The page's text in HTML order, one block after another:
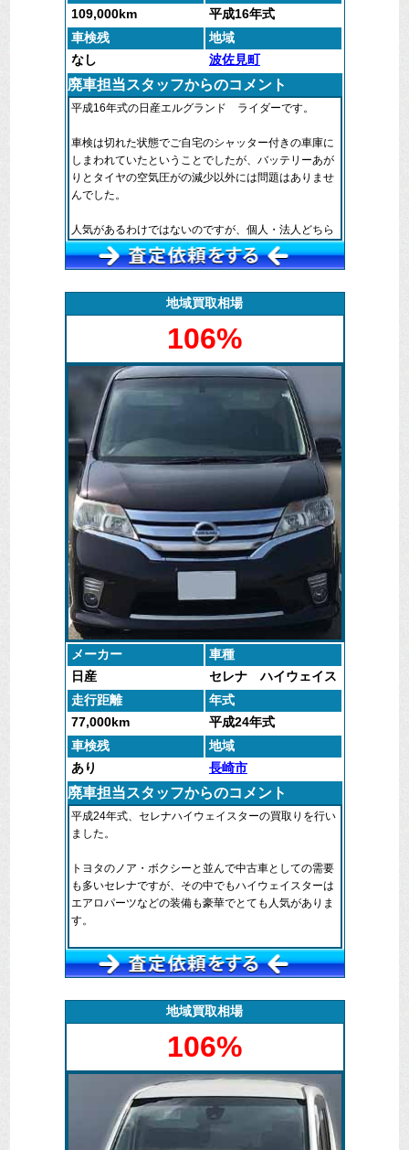
109,000km
平成16年式
車検残
地域
なし
波佐見町
廃車担当スタッフからのコメント
平成16年式の日産エルグランド ライダーです。
車検は切れた状態でご自宅のシャッター付きの車庫に
しまわれていたということでしたが、バッテリーあが
りとタイヤの空気圧がの減少以外には問題はありませ
んでした。
人気があるわけではないのですが、個人・法人どちら
からもお問い合わせをいただけている車種です。
したので買取りさせていただくことになりました。
ハイエースやNVシリーズとは少し違って、荷物も人も
快適に乗れるというポジションなのでしょうか。
15年以上たっているお車でも今回のように価値がある
かもしれません。
処分は廃車マックス長崎までお気軽にお問い合わせく
ださい。
地域買取相場
106%
メーカー
車種
日産
セレナ ハイウェイス
ター
走行距離
年式
77,000km
平成24年式
車検残
地域
あり
長崎市
廃車担当スタッフからのコメント
平成24年式、セレナハイウェイスターの買取りを行い
ました。
トヨタのノア・ボクシーと並んで中古車としての需要
も多いセレナですが、その中でもハイウェイスターは
エアロパーツなどの装備も豪華でとても人気がありま
す。
最近はやりの四角くてゴツゴツする前の型式ですが、
廃車マックス長崎ではまだまだお問い合わせの多い車
ボディ色もブラックで走行距離も8万キロ弱、車検も1
年ほど残っている状態でしたので、軽い整備のみで乗
り出し可能なセレナでした。
他社でも数件査定依頼をしたそうですが弊社の金額が
一番高かったということで売却いただくことになりま
地域買取相場
106%